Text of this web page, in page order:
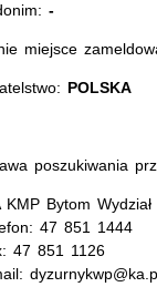
-
miejsce
POLSKA
poszukiwania
KMP Bytom
47 851 1444
47 851 1126